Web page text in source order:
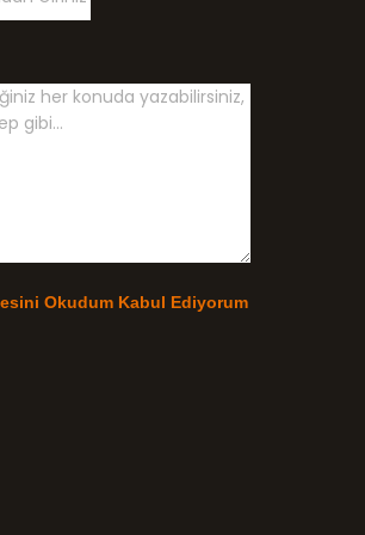
Okudum Kabul Ediyorum